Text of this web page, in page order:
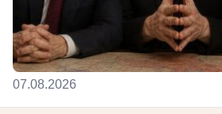
07.08.2026